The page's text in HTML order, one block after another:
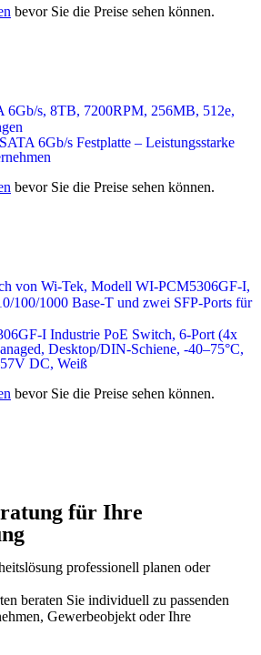
bevor Sie die Preise sehen können.
6Gb/s Festplatte – Leistungsstarke
bevor Sie die Preise sehen können.
I Industrie PoE Switch, 6-Port (4x
Desktop/DIN-Schiene, -40–75°C,
DC, Weiß
bevor Sie die Preise sehen können.
für Ihre
professionell planen oder
beraten Sie individuell zu passenden
Gewerbeobjekt oder Ihre